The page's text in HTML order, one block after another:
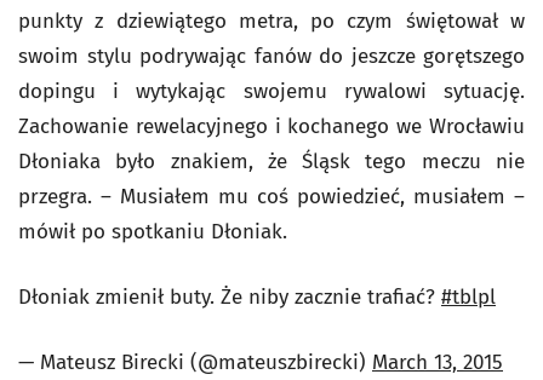
punkty z dziewiątego metra, po czym świętował w
swoim stylu podrywając fanów do jeszcze gorętszego
dopingu i wytykając swojemu rywalowi sytuację.
Zachowanie rewelacyjnego i kochanego we Wrocławiu
Dłoniaka było znakiem, że Śląsk tego meczu nie
przegra. – Musiałem mu coś powiedzieć, musiałem –
mówił po spotkaniu Dłoniak.
Dłoniak zmienił buty. Że niby zacznie trafiać? #tblpl
— Mateusz Birecki (@mateuszbirecki) March 13, 2015